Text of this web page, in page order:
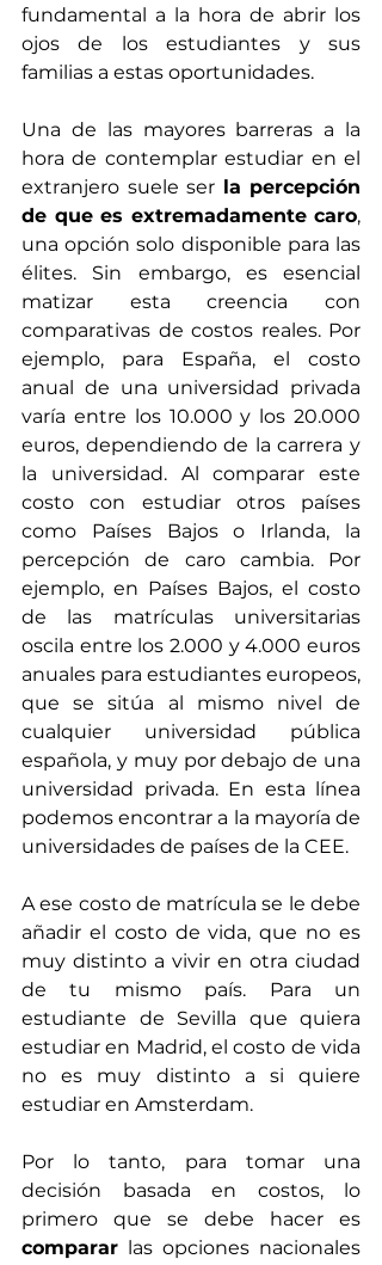
fundamental a la hora de abrir los
ojos de los estudiantes y sus
familias a estas oportunidades.
Una de las mayores barreras a la
hora de contemplar estudiar en el
extranjero suele ser la percepción
de que es extremadamente caro,
una opción solo disponible para las
élites. Sin embargo, es esencial
matizar esta creencia con
comparativas de costos reales. Por
ejemplo, para España, el costo
anual de una universidad privada
varía entre los 10.000 y los 20.000
euros, dependiendo de la carrera y
la universidad. Al comparar este
costo con estudiar otros países
como Países Bajos o Irlanda, la
percepción de caro cambia. Por
ejemplo, en Países Bajos, el costo
de las matrículas universitarias
oscila entre los 2.000 y 4.000 euros
anuales para estudiantes europeos,
que se sitúa al mismo nivel de
cualquier universidad pública
española, y muy por debajo de una
universidad privada. En esta línea
podemos encontrar a la mayoría de
universidades de países de la CEE.
A ese costo de matrícula se le debe
añadir el costo de vida, que no es
muy distinto a vivir en otra ciudad
de tu mismo país. Para un
estudiante de Sevilla que quiera
estudiar en Madrid, el costo de vida
no es muy distinto a si quiere
estudiar en Amsterdam.
Por lo tanto, para tomar una
decisión basada en costos, lo
comparar las opciones nacionales